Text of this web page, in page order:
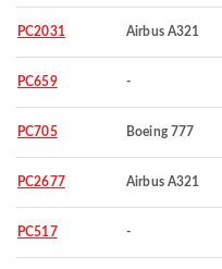
PC2031 Airbus A321
PC659 -
PC705 Boeing 777
PC2677 Airbus A321
PC517 -